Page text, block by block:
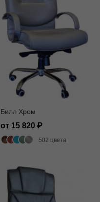
Билл Хром
от 15 820
502 цвета